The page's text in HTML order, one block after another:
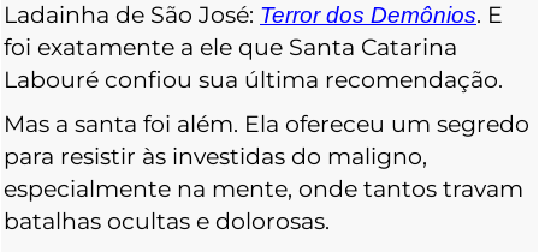
Ladainha de São José: Terror dos Demônios. E
foi exatamente a ele que Santa Catarina
Labouré confiou sua última recomendação.
Mas a santa foi além. Ela ofereceu um segredo
para resistir às investidas do maligno,
especialmente na mente, onde tantos travam
batalhas ocultas e dolorosas.